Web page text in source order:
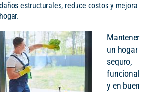
estructurales, reduce costos y mejora
Mantener
un hogar
seguro,
funcional
y en buen